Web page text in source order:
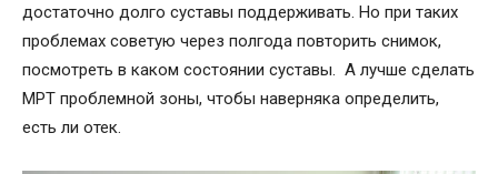
достаточно долго суставы поддерживать. Но при таких
проблемах советую через полгода повторить снимок,
посмотреть в каком состоянии суставы. А лучше сделать
МРТ проблемной зоны, чтобы наверняка определить,
есть ли отек.